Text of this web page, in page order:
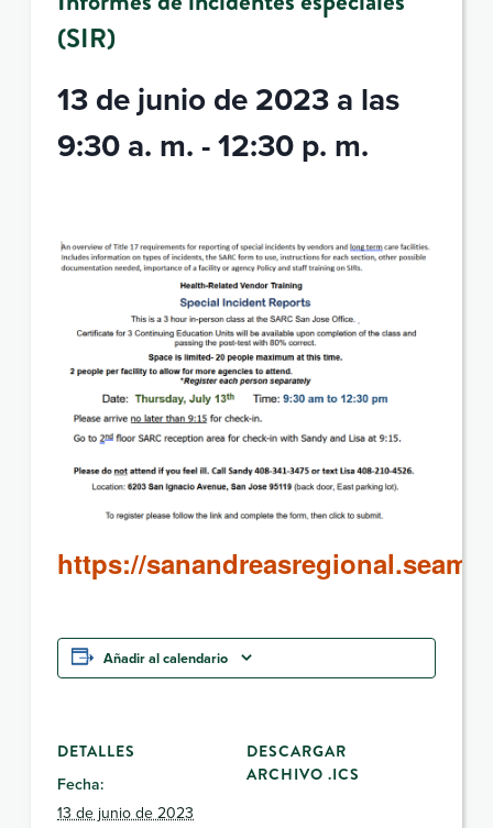
(SIR)
13 de junio de 2023 a las
9:30 a. m. -12:30 p. m.
https://
Añadir al calendario
DETALLES
Fecha:
13 de junio de 2023
DESCARGAR
ARCHIVO .ICS